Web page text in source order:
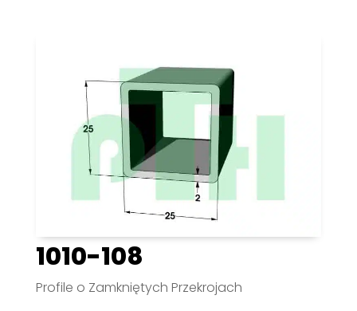
1010-108
Profile o Zamkniętych Przekrojach